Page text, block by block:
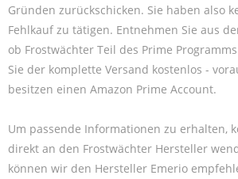
Gründen zurückschicken. Sie haben also
Fehlkauf zu tätigen. Entnehmen Sie aus
ob Frostwächter Teil des Prime
Sie der komplette Versand kostenlos -
besitzen einen Amazon Prime Account.
Um passende Informationen zu erhalten,
direkt an den Frostwächter Hersteller
können wir den Hersteller Emerio